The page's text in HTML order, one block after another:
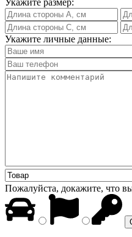
Укажите личные данные:
Пожалуйста, докажите, что